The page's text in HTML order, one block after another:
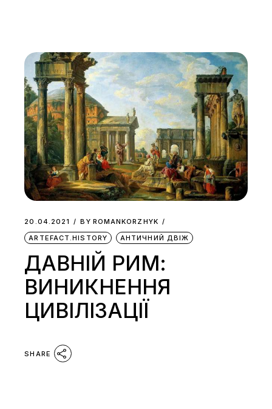
20.04.2021 BY ROMANKORZHYK
ARTEFACT.HISTORY
АНТИЧНИЙ ДВІЖ
ДАВНІЙ РИМ:
ВИНИКНЕННЯ
ЦИВІЛІЗАЦІЇ
SHARE